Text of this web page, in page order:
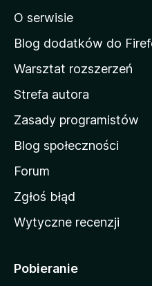
a
d
m
o
w
M
o
z
l
i
O serwisie
Blog dodatków do
Warsztat rozszerzeń
Strefa autora
Zasady programistów
Blog społeczności
Forum
Zgłoś błąd
Wytyczne recenzji
Pobieranie